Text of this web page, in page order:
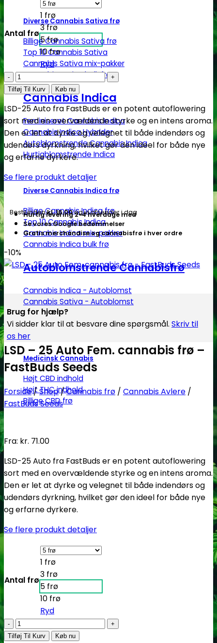
Diverse Cannabis Sativa frø
Billige Cannabis Sativa frø
Top 10 Cannabis Sativa
Cannabis Sativa mix-pakker
Cannabis Sativa bulk frø
Cannabis Indica
Feminiseret Cannabis Indica
Cannabis Indica Hybrider
Autoblomstrende Cannabis Indica
Hurtigblomstrende Indica
Diverse Cannabis Indica frø
Billige Cannabis Indica frø
Top 10 Cannabis Indica
Cannabis Indica mix-pakker
Cannabis Indica bulk frø
Autoblomstrende Cannabisfrø
Cannabis Indica - Autoblomst
Cannabis Sativa - Autoblomst
Medicinsk Cannabis
Højt CBD indhold
Højt THC indhold
Billige CBD frø
Antal frø
1 frø
3 frø
5 frø
10 frø
Ryd
LSD
-
25
Auto
Fem.
cannabis
frø
-
FastBuds
Seeds
antal
Tilføj Til Kurv Køb nu
LSD-25 Auto fra FastBuds er en potent autoflowering
sort med en overvældende styrke og en intens aroma.
Den er let at dyrke og velegnet til både indendørs og
udendørs dyrkning, hvilket gør den ideel for både nye
og erfarne dyrkere.
Se flere produkt detaljer
Bestil indenkl. 16.00og vi afsender i dag
Hurtig levering 2-4 hverdage med
Se vores Google bedømmelser
Gratis merchandise og cannabisfrø i hver ordre
-10%
Brug for hjælp?
Vi sidder klar til at besvare dine spørgsmål. Skriv til
os her
LSD – 25 Auto Fem. cannabis frø –
FastBuds Seeds
Forside/Shop/Cannabis frø / Cannabis Avlere /
FastBuds Seeds
Fra: kr. 71.00
LSD-25 Auto fra FastBuds er en potent autoflowering
sort med en overvældende styrke og en intens aroma.
Den er let at dyrke og velegnet til både indendørs og
udendørs dyrkning, hvilket gør den ideel for både nye
og erfarne dyrkere.
Se flere produkt detaljer
Antal frø
1 frø
3 frø
5 frø
10 frø
Ryd
LSD
-
Tilføj Til Kurv Køb nu